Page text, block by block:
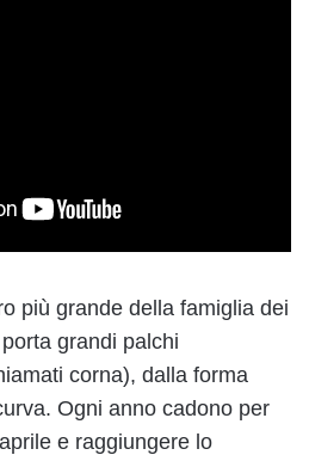
più grande della famiglia dei
grandi palchi
corna), dalla forma
Ogni anno cadono per
e raggiungere lo